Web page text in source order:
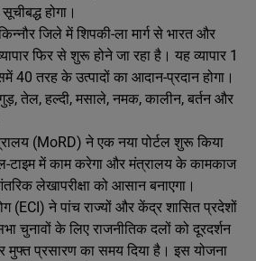
होगा।
जिले में शिपकी-ला मार्ग से भारत और
फिर से शुरू होने जा रहा है। यह व्यापार 1
40 तरह के उत्पादों का आदान-प्रदान होगा।
तेल, हल्दी, मसाले, नमक, कालीन, बर्तन और
(MoRD) ने एक नया पोर्टल शुरू किया
टाइम में काम करेगा और मंत्रालय के कामकाज
लेखापरीक्षा को आसान बनाएगा।
(ECI) ने पांच राज्यों और केंद्र शासित प्रदेशों
चुनावों के लिए राजनीतिक दलों को दूरदर्शन
प्रसारण का समय दिया है। इस योजना